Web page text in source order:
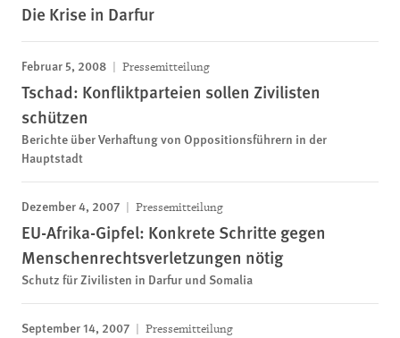
Die Krise in Darfur
Februar 5, 2008 Pressemitteilung
Tschad: Konfliktparteien sollen Zivilisten
schützen
Berichte über Verhaftung von Oppositionsführern in der
Hauptstadt
Dezember 4, 2007 Pressemitteilung
EU-Afrika-Gipfel: Konkrete Schritte gegen
Menschenrechtsverletzungen nötig
Schutz für Zivilisten in Darfur und Somalia
September 14, 2007 Pressemitteilung